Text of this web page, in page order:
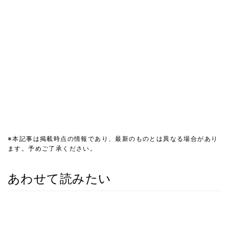
※本記事は掲載時点の情報であり、最新のものとは異なる場合があり
ます。予めご了承ください。
あわせて読みたい